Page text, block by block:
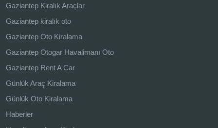
Gaziantep Kiralık Araçlar
Gaziantep kiralık oto
Gaziantep Oto Kiralama
Gaziantep Otogar Havalimanı Oto
Gaziantep Rent A Car
Günlük Araç Kiralama
Günlük Oto Kiralama
Haberler